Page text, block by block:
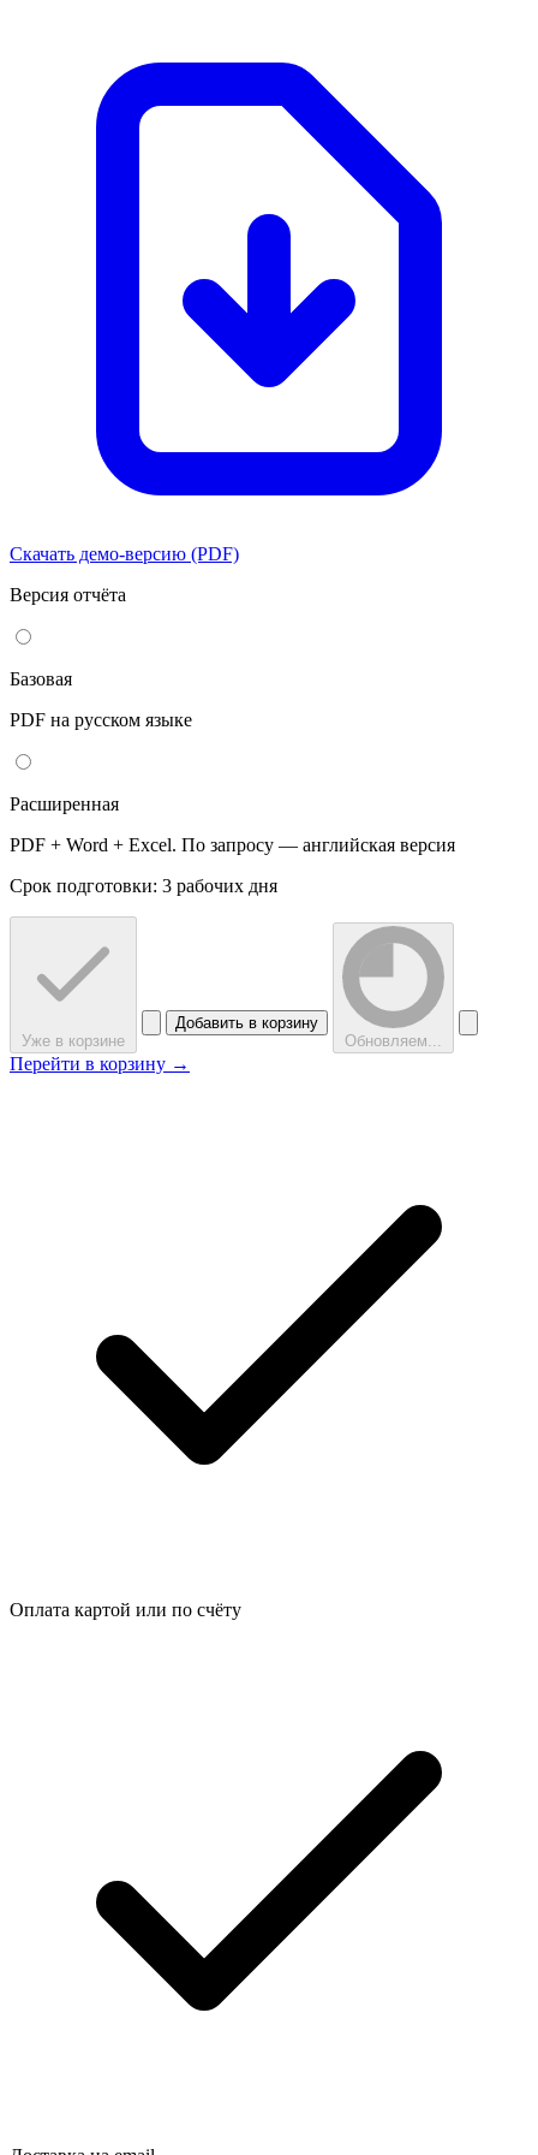
Скачать демо-версию (PDF)
Версия отчёта
Базовая
PDF на русском языке
Расширенная
PDF + Word + Excel. По запросу — английская версия
Срок подготовки: 3 рабочих дня
Уже в корзине
Добавить в корзину
Обновляем...
Перейти в корзину →
Оплата картой или по счёту